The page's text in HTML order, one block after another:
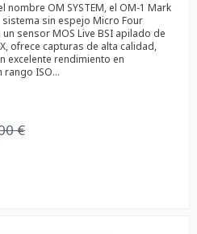
OM SYSTEM, el OM-1 Mark
sin espejo Micro Four
sensor MOS Live BSI apilado de
ofrece capturas de alta calidad,
excelente rendimiento en
rango ISO...
€